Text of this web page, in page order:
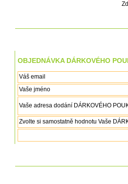
OBJEDNÁVKA DÁRKOVÉHO
Váš email
Vaše jméno
Vaše adresa dodání DÁRKOVÉHO
Zvolte si samostatně hodnotu Vaše